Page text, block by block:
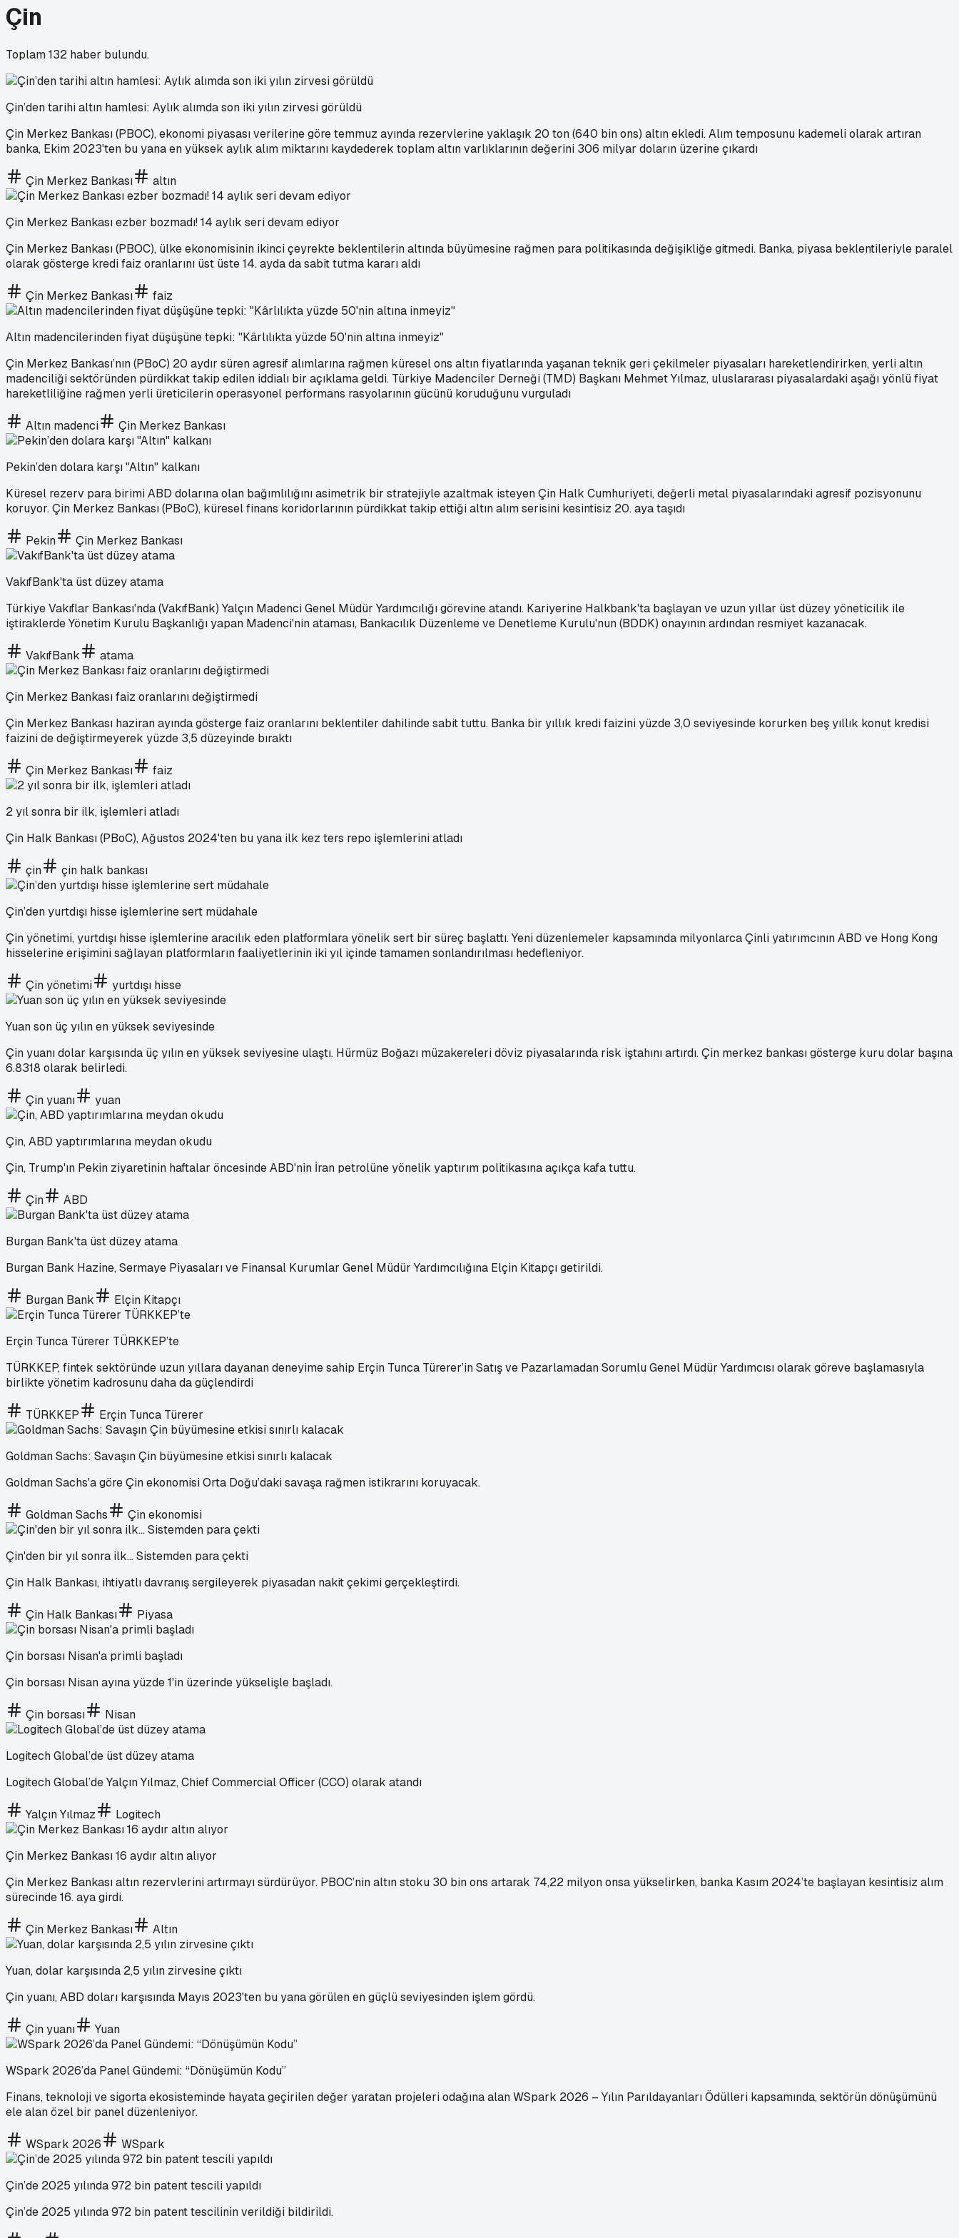
Çin
Toplam132 haber bulundu.
Çin’den tarihi altın hamlesi: Aylık alımda son iki yılın zirvesi görüldü
Çin Merkez Bankası (PBOC), ekonomi piyasası verilerine göre temmuz ayında rezervlerine yaklaşık 20 ton (640 bin ons) altın ekledi. Alım temposunu kademeli olarak artıran
banka, Ekim 2023'ten bu yana en yüksek aylık alım miktarını kaydederek toplam altın varlıklarının değerini 306 milyar doların üzerine çıkardı
Çin Merkez Bankası altın
Çin Merkez Bankası ezber bozmadı! 14 aylık seri devam ediyor
Çin Merkez Bankası (PBOC), ülke ekonomisinin ikinci çeyrekte beklentilerin altında büyümesine rağmen para politikasında değişikliğe gitmedi. Banka, piyasa beklentileriyle paralel
olarak gösterge kredi faiz oranlarını üst üste 14. ayda da sabit tutma kararı aldı
Çin Merkez Bankası faiz
Altın madencilerinden fiyat düşüşüne tepki: "Kârlılıkta yüzde 50'nin altına inmeyiz"
Çin Merkez Bankası’nın (PBoC) 20 aydır süren agresif alımlarına rağmen küresel ons altın fiyatlarında yaşanan teknik geri çekilmeler piyasaları hareketlendirirken, yerli altın
madenciliği sektöründen pürdikkat takip edilen iddialı bir açıklama geldi. Türkiye Madenciler Derneği (TMD) Başkanı Mehmet Yılmaz, uluslararası piyasalardaki aşağı yönlü fiyat
hareketliliğine rağmen yerli üreticilerin operasyonel performans rasyolarının gücünü koruduğunu vurguladı
Altın madenci Çin Merkez Bankası
Pekin’den dolara karşı "Altın" kalkanı
Küresel rezerv para birimi ABD dolarına olan bağımlılığını asimetrik bir stratejiyle azaltmak isteyen Çin Halk Cumhuriyeti, değerli metal piyasalarındaki agresif pozisyonunu
koruyor. Çin Merkez Bankası (PBoC), küresel finans koridorlarının pürdikkat takip ettiği altın alım serisini kesintisiz 20. aya taşıdı
Pekin Çin Merkez Bankası
VakıfBank'ta üst düzey atama
Türkiye Vakıflar Bankası'nda (VakıfBank) Yalçın Madenci Genel Müdür Yardımcılığı görevine atandı. Kariyerine Halkbank'ta başlayan ve uzun yıllar üst düzey yöneticilik ile
iştiraklerde Yönetim Kurulu Başkanlığı yapan Madenci'nin ataması, Bankacılık Düzenleme ve Denetleme Kurulu'nun (BDDK) onayının ardından resmiyet kazanacak.
VakıfBank atama
Çin Merkez Bankası faiz oranlarını değiştirmedi
Çin Merkez Bankası haziran ayında gösterge faiz oranlarını beklentiler dahilinde sabit tuttu. Banka bir yıllık kredi faizini yüzde 3,0 seviyesinde korurken beş yıllık konut kredisi
faizini de değiştirmeyerek yüzde 3,5 düzeyinde bıraktı
Çin Merkez Bankası faiz
2 yıl sonra bir ilk, işlemleri atladı
Çin Halk Bankası (PBoC), Ağustos 2024'ten bu yana ilk kez ters repo işlemlerini atladı
çin çin halk bankası
Çin’den yurtdışı hisse işlemlerine sert müdahale
Çin yönetimi, yurtdışı hisse işlemlerine aracılık eden platformlara yönelik sert bir süreç başlattı. Yeni düzenlemeler kapsamında milyonlarca Çinli yatırımcının ABD ve Hong Kong
hisselerine erişimini sağlayan platformların faaliyetlerinin iki yıl içinde tamamen sonlandırılması hedefleniyor.
Çin yönetimi yurtdışı hisse
Yuan son üç yılın en yüksek seviyesinde
Çin yuanı dolar karşısında üç yılın en yüksek seviyesine ulaştı. Hürmüz Boğazı müzakereleri döviz piyasalarında risk iştahını artırdı. Çin merkez bankası gösterge kuru dolar başına
6.8318 olarak belirledi.
Çin yuanı yuan
Çin, ABD yaptırımlarına meydan okudu
Çin, Trump'ın Pekin ziyaretinin haftalar öncesinde ABD'nin İran petrolüne yönelik yaptırım politikasına açıkça kafa tuttu.
Çin ABD
Burgan Bank'ta üst düzey atama
Burgan Bank Hazine, Sermaye Piyasaları ve Finansal Kurumlar Genel Müdür Yardımcılığına Elçin Kitapçı getirildi.
Burgan Bank Elçin Kitapçı
Erçin Tunca Türerer TÜRKKEP’te
TÜRKKEP, fintek sektöründe uzun yıllara dayanan deneyime sahip Erçin Tunca Türerer’in Satış ve Pazarlamadan Sorumlu Genel Müdür Yardımcısı olarak göreve başlamasıyla
birlikte yönetim kadrosunu daha da güçlendirdi
TÜRKKEP Erçin Tunca Türerer
Goldman Sachs: Savaşın Çin büyümesine etkisi sınırlı kalacak
Goldman Sachs'a göre Çin ekonomisi Orta Doğu’daki savaşa rağmen istikrarını koruyacak.
Goldman Sachs Çin ekonomisi
Çin'den bir yıl sonra ilk… Sistemden para çekti
Çin Halk Bankası, ihtiyatlı davranış sergileyerek piyasadan nakit çekimi gerçekleştirdi.
Çin Halk Bankası Piyasa
Çin borsası Nisan'a primli başladı
Çin borsası Nisan ayına yüzde 1'in üzerinde yükselişle başladı.
Çin borsası Nisan
Logitech Global’de üst düzey atama
Logitech Global’de Yalçın Yılmaz, Chief Commercial Officer (CCO) olarak atandı
Yalçın Yılmaz Logitech
Çin Merkez Bankası 16 aydır altın alıyor
Çin Merkez Bankası altın rezervlerini artırmayı sürdürüyor. PBOC’nin altın stoku 30 bin ons artarak 74,22 milyon onsa yükselirken, banka Kasım 2024’te başlayan kesintisiz alım
sürecinde 16. aya girdi.
Çin Merkez Bankası Altın
Yuan, dolar karşısında 2,5 yılın zirvesine çıktı
Çin yuanı, ABD doları karşısında Mayıs 2023'ten bu yana görülen en güçlü seviyesinden işlem gördü.
Çin yuanı Yuan
WSpark 2026’da Panel Gündemi: “Dönüşümün Kodu”
Finans, teknoloji ve sigorta ekosisteminde hayata geçirilen değer yaratan projeleri odağına alan WSpark 2026 – Yılın Parıldayanları Ödülleri kapsamında, sektörün dönüşümünü
ele alan özel bir panel düzenleniyor.
WSpark 2026 WSpark
Çin’de 2025 yılında 972 bin patent tescili yapıldı
Çin’de 2025 yılında 972 bin patent tescilinin verildiği bildirildi.